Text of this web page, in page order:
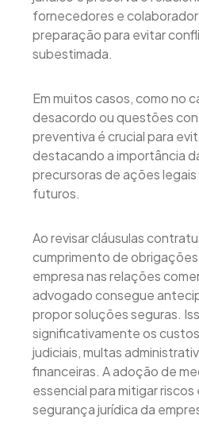
fornecedores e
preparação para evitar
subestimada.
Em muitos casos, como no
desacordo ou questões
preventiva é crucial para
destacando a importância
precursoras de ações
futuros.
Ao revisar cláusulas
cumprimento de
empresa nas relações
advogado consegue
propor soluções seguras.
significativamente os
judiciais, multas
financeiras. A adoção de
essencial para mitigar riscos
segurança jurídica da